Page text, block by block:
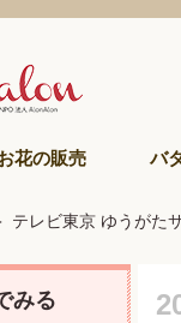
花の販売 バ
テレビ東京 ゆうがた
みる